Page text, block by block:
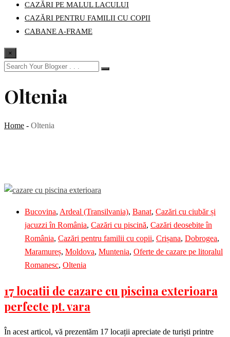
CAZĂRI PE MALUL LACULUI
CAZĂRI PENTRU FAMILII CU COPII
CABANE A-FRAME
×
Oltenia
Home - Oltenia
Bucovina, Ardeal (Transilvania), Banat, Cazări cu ciubăr și
jacuzzi în România, Cazări cu piscină, Cazări deosebite în
România, Cazări pentru familii cu copii, Crișana, Dobrogea,
Maramureș, Moldova, Muntenia, Oferte de cazare pe litoralul
Romanesc, Oltenia
17 locatii de cazare cu piscina exterioara
perfecte pt. vara
În acest articol, vă prezentăm 17 locații apreciate de turiști printre